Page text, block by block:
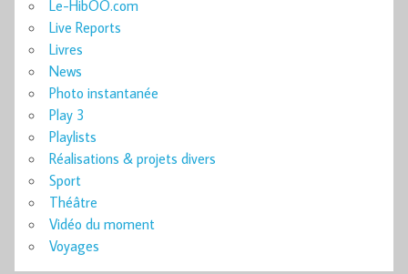
Le-HibOO.com
Live Reports
Livres
News
Photo instantanée
Play 3
Playlists
Réalisations & projets divers
Sport
Théâtre
Vidéo du moment
Voyages